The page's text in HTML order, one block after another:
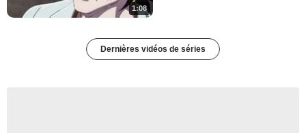
1:08
Dernières vidéos de séries